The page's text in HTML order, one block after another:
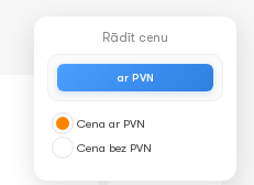
Rādīt cenu
ar PVN
Cena ar PVN
Cena bez PVN